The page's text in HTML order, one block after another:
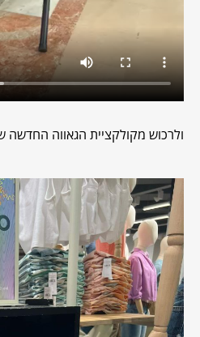
ולרכוש מקולקציית הגאווה החדשה